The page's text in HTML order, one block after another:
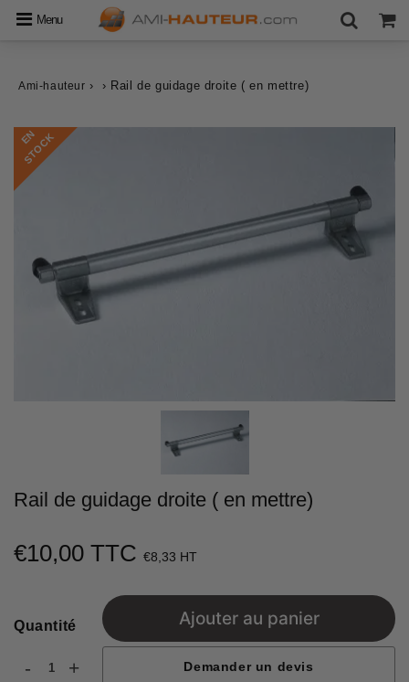
Menu
Ami-hauteur › › Rail de guidage droite ( en mettre)
E
N
S
T
O
C
K
Rail de guidage droite ( en mettre)
€10,00 TTC €8,33 HT
Quantité
- +
Ajouter au panier
Demander un devis